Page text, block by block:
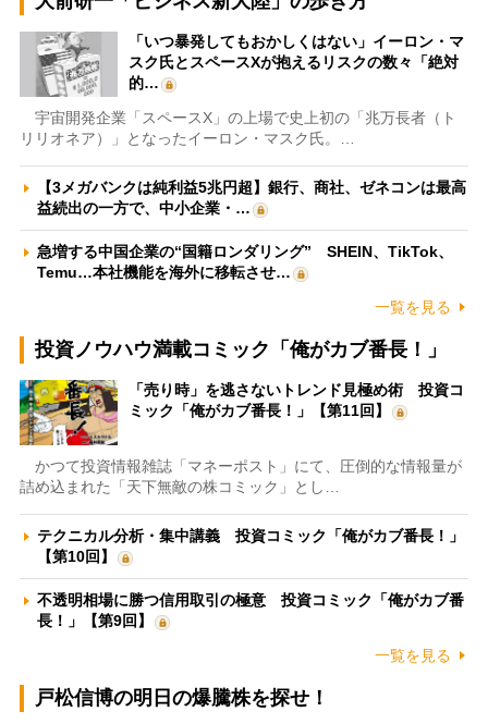
「いつ暴発してもおかしくはない」イーロン・マ
スク氏とスペースXが抱えるリスクの数々「絶対
的…
宇宙開発企業「スペースX」の上場で史上初の「兆万長者（ト
リリオネア）」となったイーロン・マスク氏。…
【3メガバンクは純利益5兆円超】銀行、商社、ゼネコンは最高
益続出の一方で、中小企業・…
急増する中国企業の“国籍ロンダリング” SHEIN、TikTok、
Temu…本社機能を海外に移転させ…
一覧を見る
投資ノウハウ満載コミック「俺がカブ番長！」
「売り時」を逃さないトレンド見極め術 投資コ
ミック「俺がカブ番長！」【第11回】
かつて投資情報雑誌「マネーポスト」にて、圧倒的な情報量が
詰め込まれた「天下無敵の株コミック」とし…
テクニカル分析・集中講義 投資コミック「俺がカブ番長！」
【第10回】
不透明相場に勝つ信用取引の極意 投資コミック「俺がカブ番
長！」【第9回】
一覧を見る
戸松信博の明日の爆騰株を探せ！